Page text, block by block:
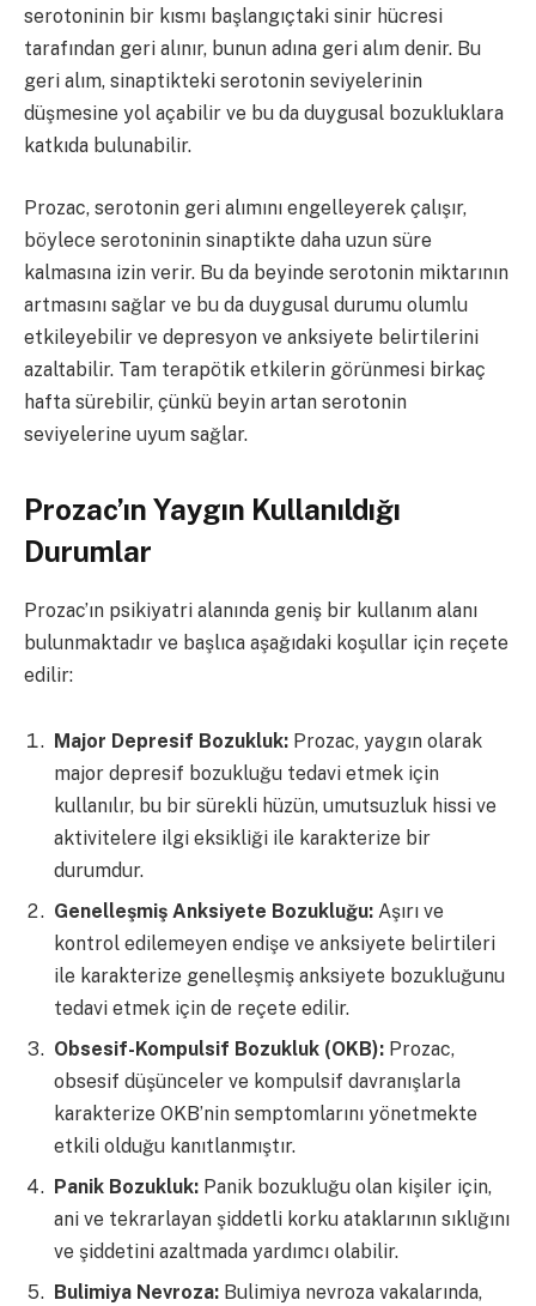
serotoninin bir kısmı başlangıçtaki sinir hücresi
tarafından geri alınır, bunun adına geri alım denir. Bu
geri alım, sinaptikteki serotonin seviyelerinin
düşmesine yol açabilir ve bu da duygusal bozukluklara
katkıda bulunabilir.
Prozac, serotonin geri alımını engelleyerek çalışır,
böylece serotoninin sinaptikte daha uzun süre
kalmasına izin verir. Bu da beyinde serotonin miktarının
artmasını sağlar ve bu da duygusal durumu olumlu
etkileyebilir ve depresyon ve anksiyete belirtilerini
azaltabilir. Tam terapötik etkilerin görünmesi birkaç
hafta sürebilir, çünkü beyin artan serotonin
seviyelerine uyum sağlar.
Prozac’ın Yaygın Kullanıldığı
Durumlar
Prozac’ın psikiyatri alanında geniş bir kullanım alanı
bulunmaktadır ve başlıca aşağıdaki koşullar için reçete
edilir:
Major Depresif Bozukluk: Prozac, yaygın olarak
major depresif bozukluğu tedavi etmek için
kullanılır, bu bir sürekli hüzün, umutsuzluk hissi ve
aktivitelere ilgi eksikliği ile karakterize bir
durumdur.
Genelleşmiş Anksiyete Bozukluğu: Aşırı ve
kontrol edilemeyen endişe ve anksiyete belirtileri
ile karakterize genelleşmiş anksiyete bozukluğunu
tedavi etmek için de reçete edilir.
Obsesif-Kompulsif Bozukluk (OKB): Prozac,
obsesif düşünceler ve kompulsif davranışlarla
karakterize OKB’nin semptomlarını yönetmekte
etkili olduğu kanıtlanmıştır.
Panik Bozukluk: Panik bozukluğu olan kişiler için,
ani ve tekrarlayan şiddetli korku ataklarının sıklığını
ve şiddetini azaltmada yardımcı olabilir.
Bulimiya Nevroza: Bulimiya nevroza vakalarında,